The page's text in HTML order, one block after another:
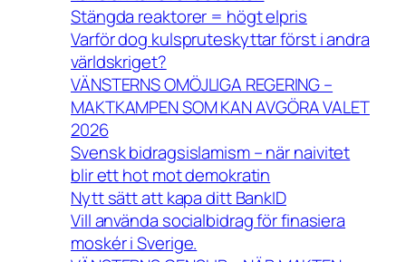
Stängda reaktorer = högt elpris
Varför dog kulspruteskyttar först i andra
världskriget?
VÄNSTERNS OMÖJLIGA REGERING –
MAKTKAMPEN SOM KAN AVGÖRA VALET
2026
Svensk bidragsislamism – när naivitet
blir ett hot mot demokratin
Nytt sätt att kapa ditt BankID
Vill använda socialbidrag för finasiera
moskér i Sverige.